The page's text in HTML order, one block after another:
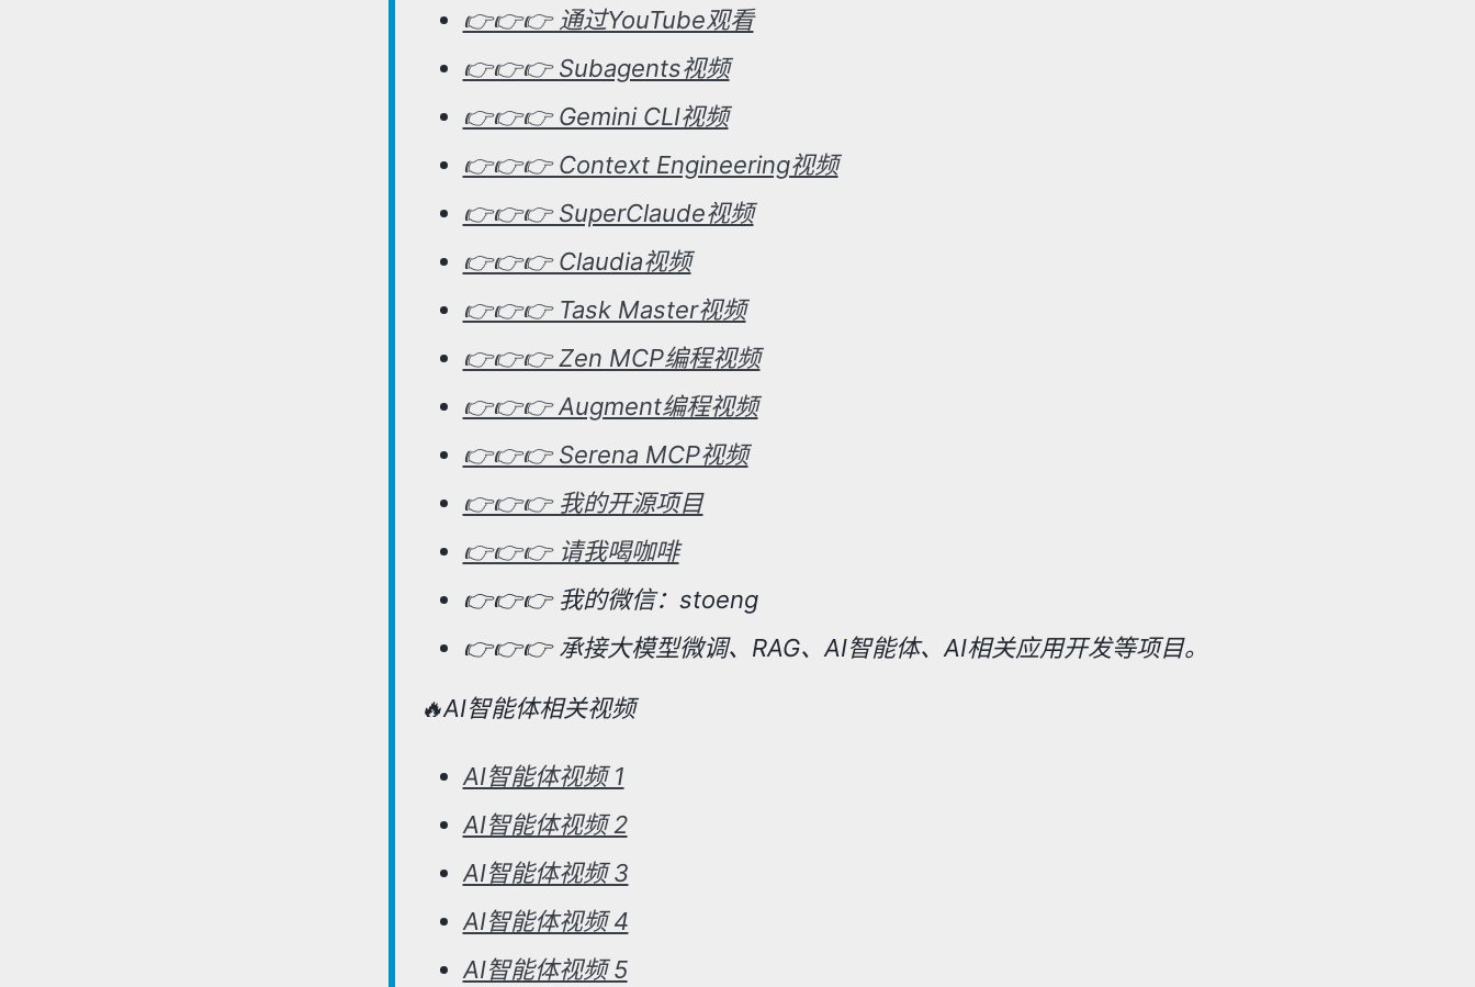
👉👉👉 通过YouTube观看
👉👉👉 Subagents视频
👉👉👉 Gemini CLI视频
👉👉👉 Context Engineering视频
👉👉👉 SuperClaude视频
👉👉👉 Claudia视频
👉👉👉 Task Master视频
👉👉👉 Zen MCP编程视频
👉👉👉 Augment编程视频
👉👉👉 Serena MCP视频
👉👉👉 我的开源项目
👉👉👉 请我喝咖啡
👉👉👉 我的微信：stoeng
👉👉👉 承接大模型微调、RAG、AI智能体、AI相关应用开发等项目。
🔥AI智能体相关视频
AI智能体视频 1
AI智能体视频 2
AI智能体视频 3
AI智能体视频 4
AI智能体视频 5